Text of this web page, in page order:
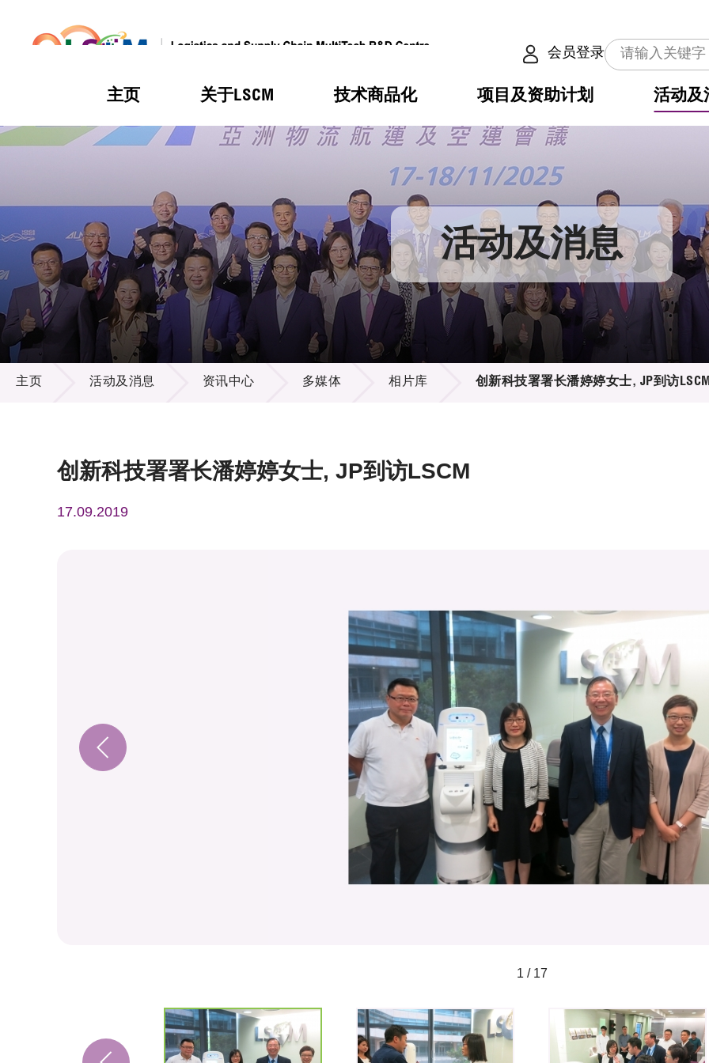
会员登录
主页 关于LSCM
热门 机构简介
组织架构
组织架构
董事局
研究顾问
招标通告
技术商品化
热门 服务
可获授权之技术
应用于公共服务之创新技术
重点项目
项目及资助计划
热门 合作计划
资助计划
资助计划
税务优惠
申请
评审
征求研发项目计划书
项目资料库
活动及
热门 活动
奖项
新闻中心
媒体报导
新闻稿
资讯中心
多媒体
出版刊物
热门 会籍及服务
会员列表
会员登入 活动及消息
活动及消息
主页 活动及消息 资讯中心 多媒体 相片库 创新科技署署长潘婷婷女士, JP到访
创新科技署署长潘婷婷女士, JP到访LSCM
17.09.2019
1 / 17